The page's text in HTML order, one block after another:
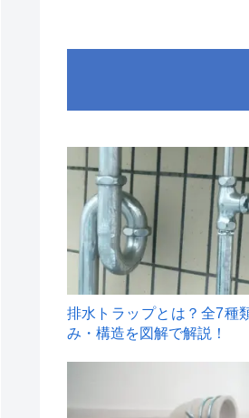
1
排水トラップとは？全7種
み・構造を図解で解説！